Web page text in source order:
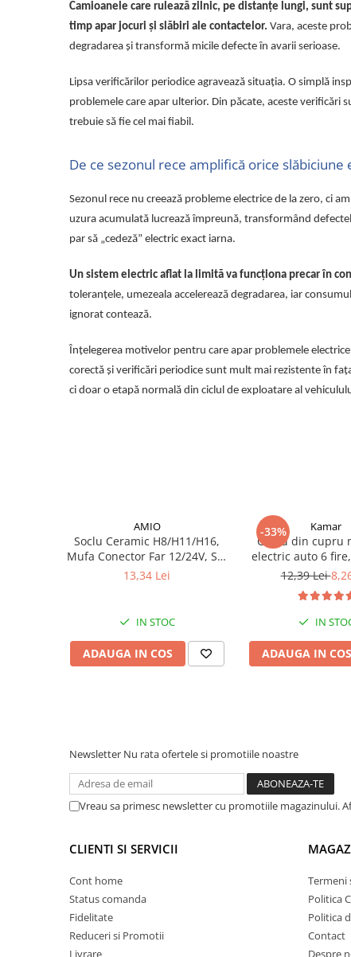
Veste Reflectorizante de Avertizare
Elemente Caroserie
Capace piulite
Deflectoare geam
Parasolare Camion – Cabina si
Protectii si pasaje roti
Reclame Luminoase
Borne si Conectori Baterie Auto
Cabluri Auto Spiralate
Comutatoare si intrerupatoare
Conectori Cabluri si Izolatie Auto
Conectori instalatii electrice auto,
camion si remorca
Mufe si conectori auto etansi
Prize, stechere si adaptoare
remorca N/S, 7/15 Pini
Sprayuri, intretinere si cosmetica
Cosmetica interior si exterior auto
Degripante, lubrifianti, creme si
Vopsea spray si antifoane
Accesorii si Echipamente Auto
Camioanele care rulează zilnic, pe distanțe lungi, sunt
timp apar jocuri și slăbiri ale contactelor. Vara, aceste
degradarea și transformă micile defecte în avarii serioase.
Lipsa verificărilor periodice agravează situația. O simplă
problemele care apar ulterior. Din păcate, aceste verificări
trebuie să fie cel mai fiabil.
De ce sezonul rece amplifică orice slăbiciune
Sezonul rece nu creează probleme electrice de la zero, ci
uzura acumulată lucrează împreună, transformând
par să „cedeză” electric exact iarna.
Un sistem electric aflat la limită va funcționa precar în
toleranțele, umezeala accelerează degradarea, iar
ignorat contează.
Înțelegerea motivelor pentru care apar problemele
corectă și verificări periodice sunt mult mai rezistente în
ci doar o etapă normală din ciclul de exploatare al
AMIO
Soclu Ceramic H8/H11/H16,
Mufa Conector Far 12/24V, Set
2 Bucati
13,34 Lei
IN STOC
ADAUGA IN COS
-33% Kamar
Cablu din cupru
electric auto 6 fire,
0.5
12,39 Lei
IN
ADAUGA IN COS
Newsletter Nu rata ofertele si promotiile noastre
Vreau sa primesc newsletter cu promotiile magazinului.
CLIENTI SI SERVICII
Cont home
Status comanda
Fidelitate
Reduceri si Promotii
Livrare
Termeni
Politica
Politica
Contact
Despre